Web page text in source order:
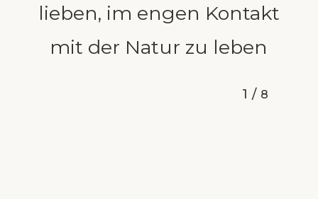
lieben, im engen Kontakt
mit der Natur zu leben
1 / 8